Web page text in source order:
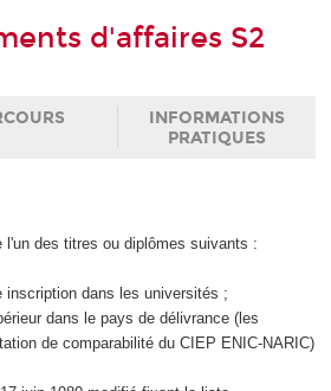
d'affaires S2
INFORMATIONS
PRATIQUES
des titres ou diplômes suivants :
inscription dans les universités ;
dans le pays de délivrance (les
de comparabilité du CIEP ENIC-NARIC)